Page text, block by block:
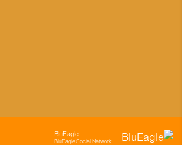
BluEagle
BluEagle Social Network